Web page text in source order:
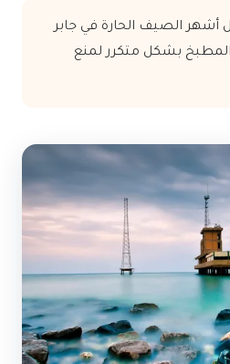
أشهر الصيف الحارة في جابر
بشكل متكرر لمنع